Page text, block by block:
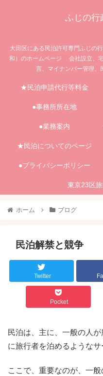
ふじの行
大田区にある民泊許可専門ふじの
和）のホームページ 会社設立、
言、マイナンバー管理、
★民泊申請代行等料金
●事務所所在地
●業務案内
★民泊についてのページ
●プライバシーポリシー
東京23区
ホーム ブログ
民泊解禁と競争
Twitter
Pocket
民泊は、主に、一般の人
に旅行者を泊めるようなサ
ここで、重要なのが、一